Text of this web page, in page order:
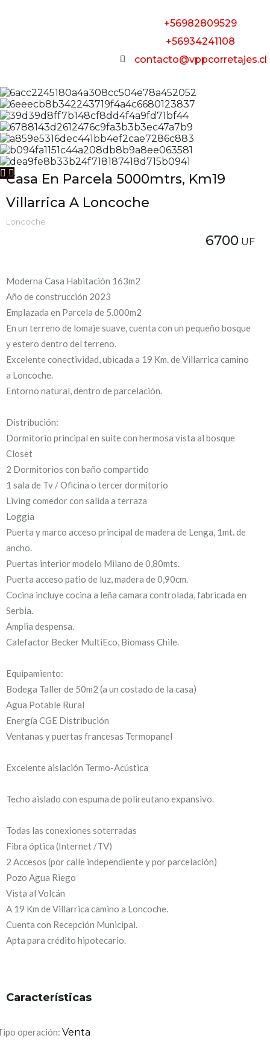
+56982809529
+56934241108
contacto@vppcorretajes.cl
Casa En Parcela 5000mtrs, Km19
Villarrica A Loncoche
Loncoche
6700 UF
Moderna Casa Habitación 163m2
Año de construcción 2023
Emplazada en Parcela de 5.000m2
En un terreno de lomaje suave, cuenta con un pequeño bosque
y estero dentro del terreno.
Excelente conectividad, ubicada a 19 Km. de Villarrica camino
a Loncoche.
Entorno natural, dentro de parcelación.
Distribución:
Dormitorio principal en suite con hermosa vista al bosque
Closet
2 Dormitorios con baño compartido
1 sala de Tv / Oficina o tercer dormitorio
Living comedor con salida a terraza
Loggia
Puerta y marco acceso principal de madera de Lenga, 1mt. de
ancho.
Puertas interior modelo Milano de 0,80mts.
Puerta acceso patio de luz, madera de 0,90cm.
Cocina incluye cocina a leña camara controlada, fabricada en
Serbia.
Amplia despensa.
Calefactor Becker MultiEco, Biomass Chile.
Equipamiento:
Bodega Taller de 50m2 (a un costado de la casa)
Agua Potable Rural
Energía CGE Distribución
Ventanas y puertas francesas Termopanel
Excelente aislación Termo-Acústica
Techo aislado con espuma de polireutano expansivo.
Todas las conexiones soterradas
Fibra óptica (Internet /TV)
2 Accesos (por calle independiente y por parcelación)
Pozo Agua Riego
Vista al Volcán
A 19 Km de Villarrica camino a Loncoche.
Cuenta con Recepción Municipal.
Apta para crédito hipotecario.
Características
operación: Venta